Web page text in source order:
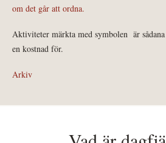
om det går att ordna.
Aktiviteter märkta med symbolen är
en kostnad för.
Arkiv